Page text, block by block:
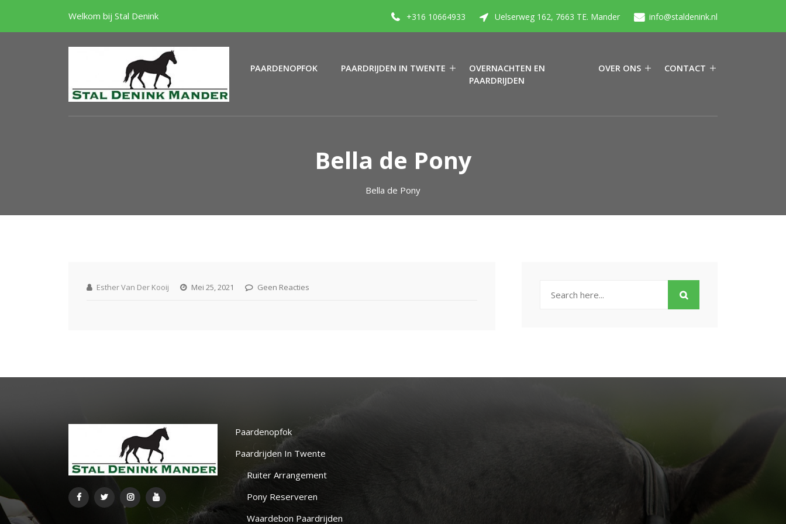
Welkom bij Stal Denink +316 10664933 Uelserweg 162, 7663 TE. Mander info@staldenink.nl
PAARDENOPFOK PAARDRIJDEN IN TWENTE
OVERNACHTEN EN
PAARDRIJDEN
OVER ONS CONTACT
Bella de Pony
Bella de Pony
Esther Van Der Kooij Mei 25, 2021 Geen Reacties
Paardenopfok
Paardrijden In Twente
Ruiter Arrangement
Pony Reserveren
Waardebon Paardrijden